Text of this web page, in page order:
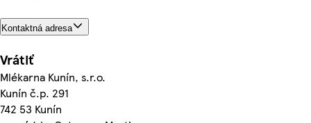
Kontaktná adresa
Vrátiť
Mlékarna Kunín, s.r.o.
Kunín č.p. 291
742 53 Kunín